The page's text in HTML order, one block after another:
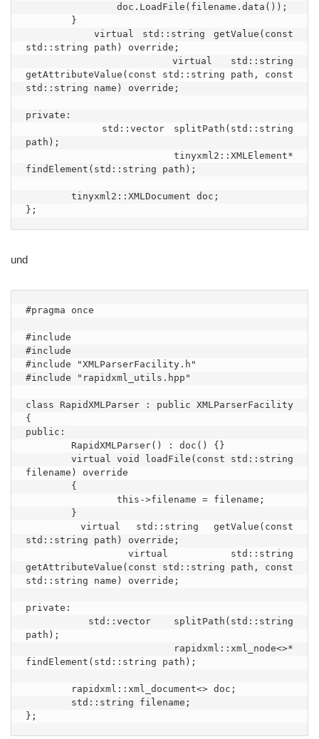
std::string path) override;
        virtual std::string
getAttributeValue(const std::string path, const
std::string name) override;
private:
path);
findElement(std::string path);
};
und
#pragma once
#include
#include
#include "XMLParserFacility.h"
#include "rapidxml_utils.hpp"
class RapidXMLParser : public XMLParserFacility
{
public:
filename) override
	virtual std::string getValue(const
std::string path) override;
getAttributeValue(const std::string path, const
std::string name) override;
private:
path);
findElement(std::string path);
};